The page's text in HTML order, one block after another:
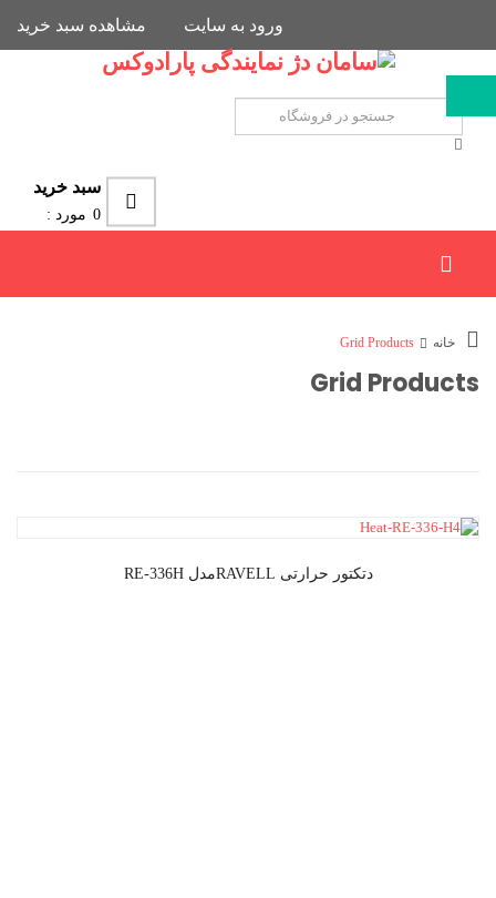
ورود به سایت مشاهده سبد خرید
سبد خرید
0 مورد :
خانه Grid Products
Grid Products
دتکتور حرارتی RAVELLمدل RE-336H